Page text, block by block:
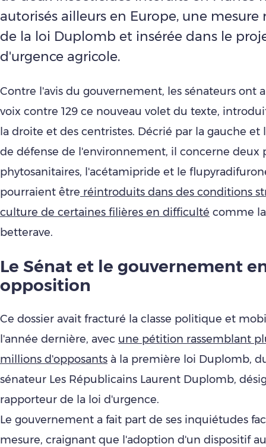
autorisés ailleurs en Europe, une mesure
de la loi Duplomb et insérée dans le
d'urgence agricole.
Contre l'avis du gouvernement, les sénateurs ont
voix contre 129 ce nouveau volet du texte,
la droite et des centristes. Décrié par la gauche et
de défense de l'environnement, il concerne deux
phytosanitaires, l'acétamipride et le
pourraient être réintroduits dans des conditions
culture de certaines filières en difficulté comme
betterave.
Le Sénat et le gouvernement
opposition
Ce dossier avait fracturé la classe politique et
l'année dernière, avec une pétition rassemblant
millions d'opposants à la première loi Duplomb,
sénateur Les Républicains Laurent Duplomb,
rapporteur de la loi d'urgence.
Le gouvernement a fait part de ses inquiétudes
mesure, craignant que l'adoption d'un dispositif